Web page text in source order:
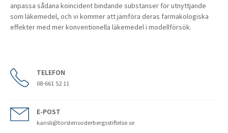
anpassa sådana koincident bindande substanser för utnyttjande
som läkemedel, och vi kommer att jämföra deras farmakologiska
effekter med mer konventionella läkemedel i modellförsök.
TELEFON
08-661 52 11
E-POST
kansli@torstensoderbergsstiftelse.se